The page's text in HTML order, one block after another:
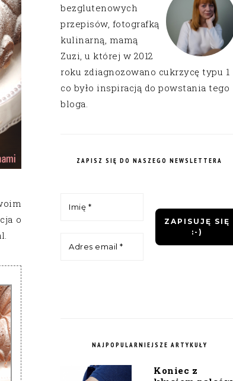
o
bezglutenowych
przepisów, fotografką
kulinarną, mamą
Zuzi, u której w 2012
roku zdiagnozowano cukrzycę typu 1
co było inspiracją do powstania tego
bloga.
ZAPISZ SIĘ DO NASZEGO NEWSLETTERA
NAJPOPULARNIEJSZE ARTYKUŁY
Koniec z